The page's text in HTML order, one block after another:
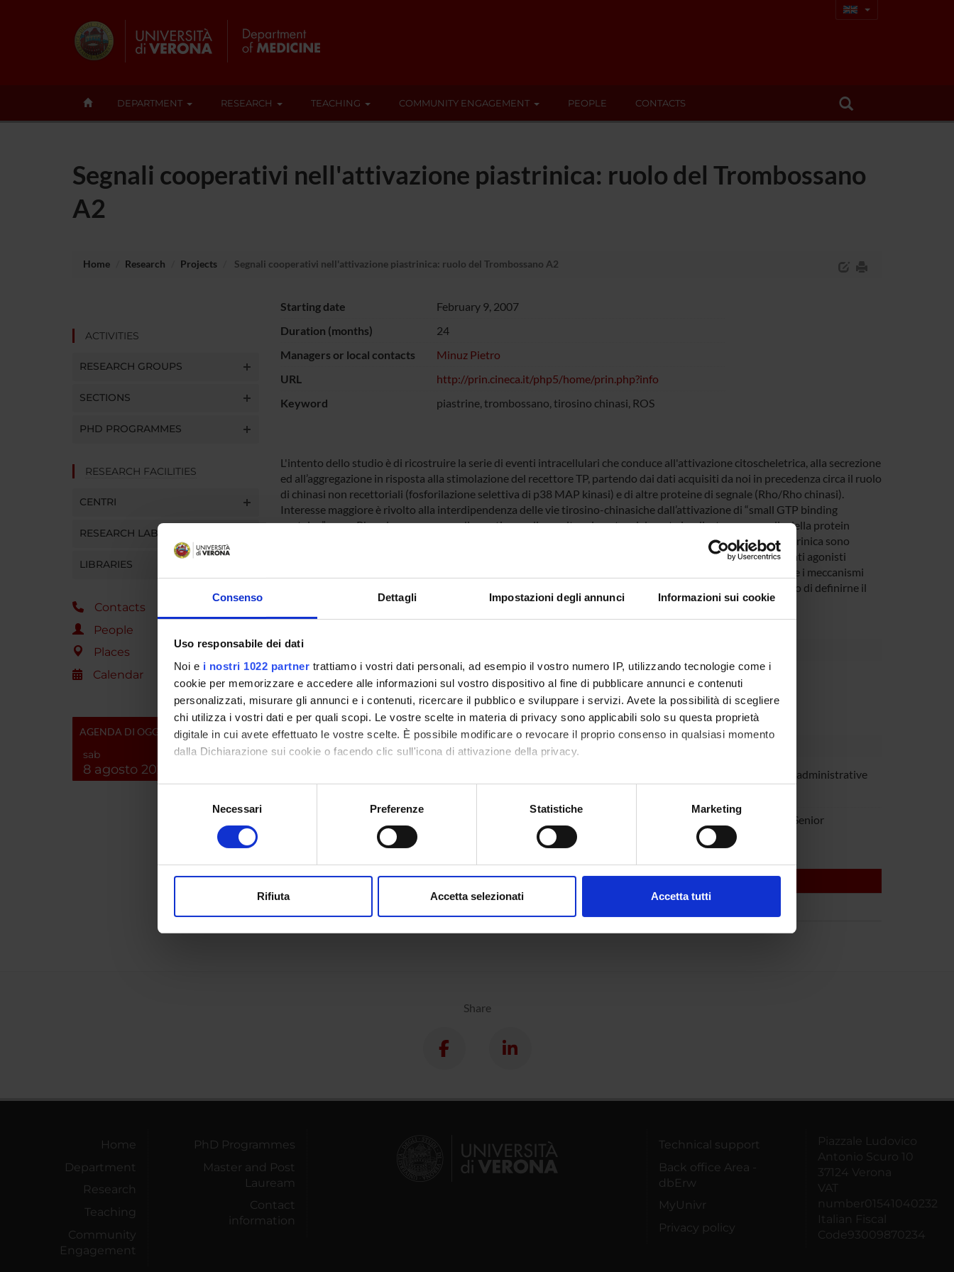
Consenso Dettagli Impostazioni degli annunci Informazioni sui cookie
Uso responsabile dei dati
Noi e i nostri 1022 partner trattiamo i vostri dati personali, ad esempio il vostro numero IP, utilizzando tecnologie come i
cookie per memorizzare e accedere alle informazioni sul vostro dispositivo al fine di pubblicare annunci e contenuti
personalizzati, misurare gli annunci e i contenuti, ricercare il pubblico e sviluppare i servizi. Avete la possibilità di scegliere
chi utilizza i vostri dati e per quali scopi. Le vostre scelte in materia di privacy sono applicabili solo su questa proprietà
digitale in cui avete effettuato le vostre scelte. È possibile modificare o revocare il proprio consenso in qualsiasi momento
dalla Dichiarazione sui cookie o facendo clic sull'icona di attivazione della privacy.
Con il tuo consenso, vorremmo anche:
raccogliere informazioni sulla tua posizione geografica, con un'approssimazione di qualche metro,
digitali).
modificare o ritirare il tuo consenso in qualsiasi momento dalla Dichiarazione sui cookie.
Necessari Preferenze Statistiche Marketing
Rifiuta Accetta selezionati Accetta tutti
DEPARTMENT RESEARCH TEACHING COMMUNITY ENGAGEMENT PEOPLE CONTACTS
Segnali cooperativi nell'attivazione piastrinica: ruolo del Trombossano
A2
Home Research Projects Segnali cooperativi nell'attivazione piastrinica: ruolo del Trombossano A2
ACTIVITIES
RESEARCH GROUPS
SECTIONS
PHD PROGRAMMES
RESEARCH FACILITIES
CENTRI
RESEARCH LABORATORIES
LIBRARIES
Contacts
People
Places
Calendar
AGENDA DI OGGI
sab
8 agosto 2026
Starting date
February 9, 2007
Duration (months)
24
Managers or local contacts
Minuz Pietro
URL
http://prin.cineca.it/php5/home/prin.php?info
Keyword
piastrine, trombossano, tirosino chinasi, ROS
L'intento dello studio è di ricostruire la serie di eventi intracellulari che conduce all'attivazione citoscheletrica, alla secrezione
ed all’aggregazione in risposta alla stimolazione del recettore TP, partendo dai dati acquisiti da noi in precedenza circa il ruolo
di chinasi non recettoriali (fosforilazione selettiva di p38 MAP kinasi) e di altre proteine di segnale (Rho/Rho chinasi).
Interesse maggiore è rivolto alla interdipendenza delle vie tirosino-chinasiche dall’attivazione di “small GTP binding
proteins” come Rho e la convergenza di questi segnali con altre vie potenzialmente implicate come quella della protein
chinasi C, del fosfoinositolo-3 fosfato chinasi e del calcio libero intracellulare. In modelli di attivazione piastrinica sono
analizzati il ruolo svolto da differenti G-proteine. In questo ambito la ricerca è condotta utilizzando differenti agonisti
piastrinici come la trombina agenti attraverso recettori accoppiati a differenti G-proteine. Scopo è verificare i meccanismi
dell’attività inibitoria sull’attivazione piastrinica dell’ossido nitrico e di scavengers dei radicali liberi cercando di definirne il
meccanismo di interazione con le vie di segnale del TXA2.
SPONSORS:
MIUR - PRIN Funds:assigned and managed by an external body
PROJECT PARTICIPANTS
Technical-administrative
Studioso Senior
SECTIONS
Share
Home
Department
Research
Teaching
Community
Engagement
PhD Programmes
Master and Post
Lauream
Contact
information
Technical support
Back office Area -
dbErw
MyUnivr
Privacy policy
Piazzale Ludovico
Antonio Scuro 10
37124 Verona
VAT
number01541040232
Italian Fiscal
Code93009870234